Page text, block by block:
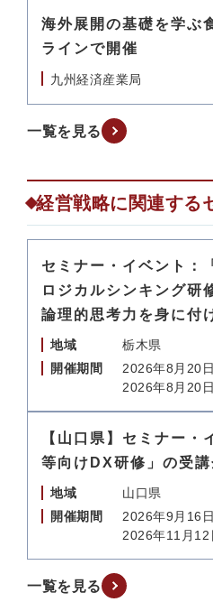
海外展開の基礎を学ぶ
ラインで開催
九州経済産業局
一覧を見る
経営戦略に関連する
セミナー・イベント：
ロジカルシンキング研
論理的思考力を身に付
地域
栃木県
開催期間
2026年8月20
2026年8月20日
【山口県】セミナー・
等向けDX研修」の受
地域
山口県
開催期間
2026年9月16
2026年11月12
一覧を見る